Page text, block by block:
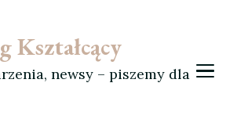
Kształcący
newsy – piszemy dla